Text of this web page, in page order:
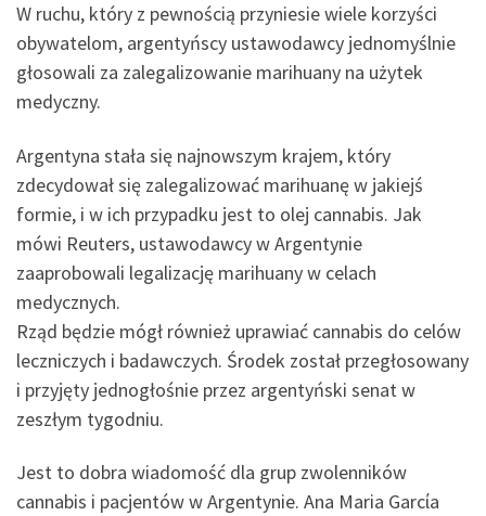
W ruchu, który z pewnością przyniesie wiele korzyści
obywatelom, argentyńscy ustawodawcy jednomyślnie
głosowali za zalegalizowanie marihuany na użytek
medyczny.
Argentyna stała się najnowszym krajem, który
zdecydował się zalegalizować marihuanę w jakiejś
formie, i w ich przypadku jest to olej cannabis. Jak
mówi Reuters, ustawodawcy w Argentynie
zaaprobowali legalizację marihuany w celach
medycznych.
Rząd będzie mógł również uprawiać cannabis do celów
leczniczych i badawczych. Środek został przegłosowany
i przyjęty jednogłośnie przez argentyński senat w
zeszłym tygodniu.
Jest to dobra wiadomość dla grup zwolenników
cannabis i pacjentów w Argentynie. Ana Maria Garcίa